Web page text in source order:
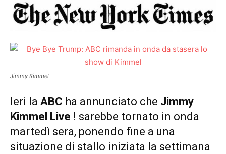
Jimmy Kimmel
Ieri la ABC ha annunciato che Jimmy
Kimmel Live ! sarebbe tornato in onda
martedì sera, ponendo fine a una
situazione di stallo iniziata la settimana